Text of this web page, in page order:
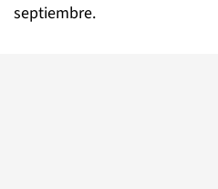
septiembre.